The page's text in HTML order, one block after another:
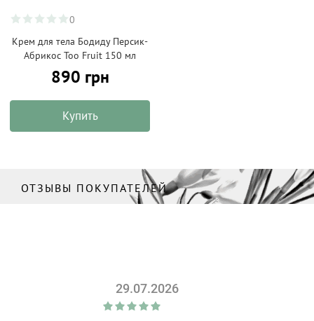
0
Крем для тела Бодиду Персик-
Абрикос Too Fruit 150 мл
890 грн
Купить
ОТЗЫВЫ ПОКУПАТЕЛЕЙ
29.07.2026